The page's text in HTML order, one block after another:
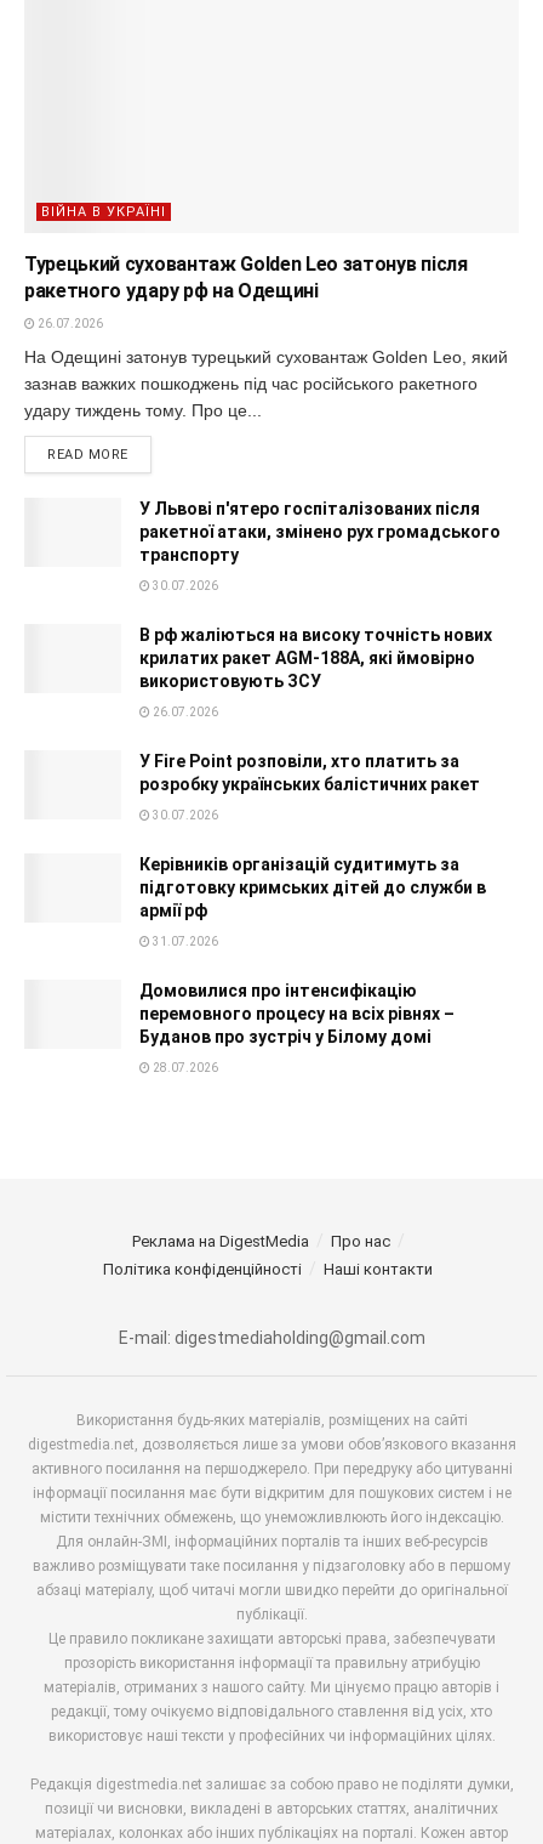
ВІЙНА В УКРАЇНІ
Турецький суховантаж Golden Leo затонув після
ракетного удару рф на Одещині
26.07.2026
На Одещині затонув турецький суховантаж Golden Leo, який
зазнав важких пошкоджень під час російського ракетного
удару тиждень тому. Про це...
READ MORE
У Львові п'ятеро госпіталізованих після
ракетної атаки, змінено рух громадського
транспорту
30.07.2026
В рф жаліються на високу точність нових
крилатих ракет AGM-188A, які ймовірно
використовують ЗСУ
26.07.2026
У Fire Point розповіли, хто платить за
розробку українських балістичних ракет
30.07.2026
Керівників організацій судитимуть за
підготовку кримських дітей до служби в
армії рф
31.07.2026
Домовилися про інтенсифікацію
перемовного процесу на всіх рівнях –
Буданов про зустріч у Білому домі
28.07.2026
Реклама на DigestMedia
Про нас
Політика конфіденційності
Наші контакти
E-mail: digestmediaholding@gmail.com
Використання будь-яких матеріалів, розміщених на сайті
digestmedia.net, дозволяється лише за умови обов’язкового вказання
активного посилання на першоджерело. При передруку або цитуванні
інформації посилання має бути відкритим для пошукових систем і не
містити технічних обмежень, що унеможливлюють його індексацію.
Для онлайн-ЗМІ, інформаційних порталів та інших веб-ресурсів
важливо розміщувати таке посилання у підзаголовку або в першому
абзаці матеріалу, щоб читачі могли швидко перейти до оригінальної
публікації.
Це правило покликане захищати авторські права, забезпечувати
прозорість використання інформації та правильну атрибуцію
матеріалів, отриманих з нашого сайту. Ми цінуємо працю авторів і
редакції, тому очікуємо відповідального ставлення від усіх, хто
використовує наші тексти у професійних чи інформаційних цілях.
Редакція digestmedia.net залишає за собою право не поділяти думки,
позиції чи висновки, викладені в авторських статтях, аналітичних
матеріалах, колонках або інших публікаціях на порталі. Кожен автор